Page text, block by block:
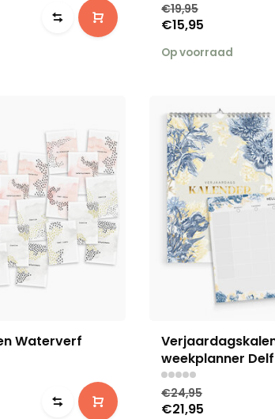
€19,95
€15,95
Op voorraad
Waterverf
weekplanner
€24,95
€21,95